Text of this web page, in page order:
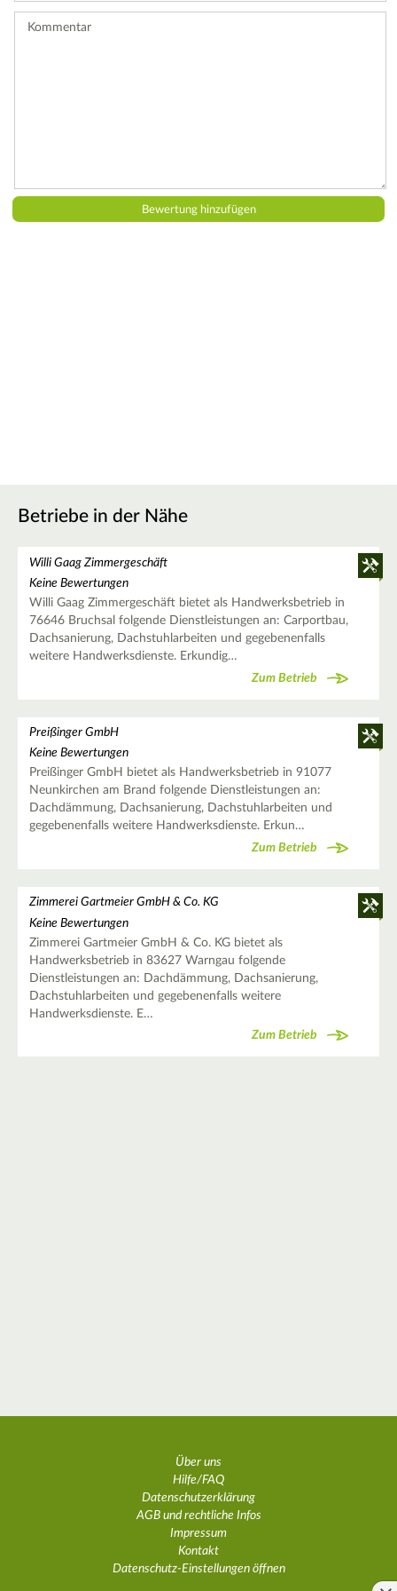
Betriebe in der Nähe
Willi Gaag Zimmergeschäft
Keine Bewertungen
Willi Gaag Zimmergeschäft bietet als Handwerksbetrieb in
76646 Bruchsal folgende Dienstleistungen an: Carportbau,
Dachsanierung, Dachstuhlarbeiten und gegebenenfalls
weitere Handwerksdienste. Erkundig…
Zum Betrieb
Preißinger GmbH
Keine Bewertungen
Preißinger GmbH bietet als Handwerksbetrieb in 91077
Neunkirchen am Brand folgende Dienstleistungen an:
Dachdämmung, Dachsanierung, Dachstuhlarbeiten und
gegebenenfalls weitere Handwerksdienste. Erkun…
Zum Betrieb
Zimmerei Gartmeier GmbH & Co. KG
Keine Bewertungen
Zimmerei Gartmeier GmbH & Co. KG bietet als
Handwerksbetrieb in 83627 Warngau folgende
Dienstleistungen an: Dachdämmung, Dachsanierung,
Dachstuhlarbeiten und gegebenenfalls weitere
Handwerksdienste. E…
Zum Betrieb
Über uns
Hilfe/FAQ
Datenschutzerklärung
AGB und rechtliche Infos
Impressum
Kontakt
Datenschutz-Einstellungen öffnen